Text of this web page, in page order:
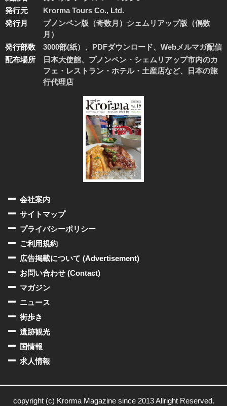
発行元
Krorma Tours Co., Ltd.
発行月
プノンペン版（奇数月）シェムリアップ版（偶数
月）
発行部数
3000部(紙）、PDFダウンロード、Webメルマガ配信
配布場所
日本大使館、プノンペン・シェムリアップ市内のカ
フェ・レストラン・ホテル・土産店など、日本の旅
行代理店
会社案内
サイトマップ
プライバシーポリシー
ご利用規約
広告掲載について (Advertisement)
お問い合わせ (Contact)
マガジン
ニュース
街歩き
遺跡観光
国情報
求人情報
copyright (c) Krorma Magazine since 2013 Allright Reserved.